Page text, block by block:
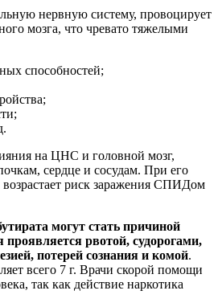
нервную систему, провоцирует
мозга, что чревато тяжелыми
способностей;
на ЦНС и головной мозг,
сердце и сосудам. При его
риск заражения СПИДом
могут стать причиной
проявляется рвотой, судорогами,
потерей сознания и комой.
всего 7 г. Врачи скорой помощи
так как действие наркотика